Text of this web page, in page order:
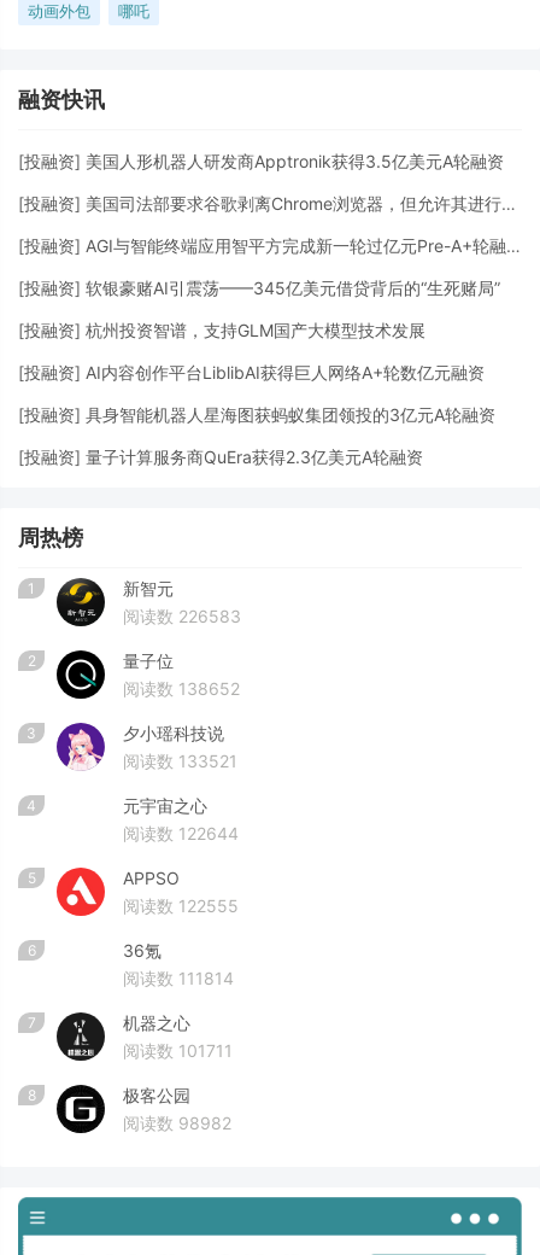
动画外包
哪吒
融资快讯
[投融资] 美国人形机器人研发商Apptronik获得3.5亿美元A轮融资
[投融资] 美国司法部要求谷歌剥离Chrome浏览器，但允许其进行AI投资
[投融资] AGI与智能终端应用智平方完成新一轮过亿元Pre-A+轮融资
[投融资] 软银豪赌AI引震荡——345亿美元借贷背后的“生死赌局”
[投融资] 杭州投资智谱，支持GLM国产大模型技术发展
[投融资] AI内容创作平台LiblibAI获得巨人网络A+轮数亿元融资
[投融资] 具身智能机器人星海图获蚂蚁集团领投的3亿元A轮融资
[投融资] 量子计算服务商QuEra获得2.3亿美元A轮融资
周热榜
1
新智元
阅读数 226583
2
量子位
阅读数 138652
3
夕小瑶科技说
阅读数 133521
4
元宇宙之心
阅读数 122644
5
APPSO
阅读数 122555
6
36氪
阅读数 111814
7
机器之心
阅读数 101711
8
极客公园
阅读数 98982